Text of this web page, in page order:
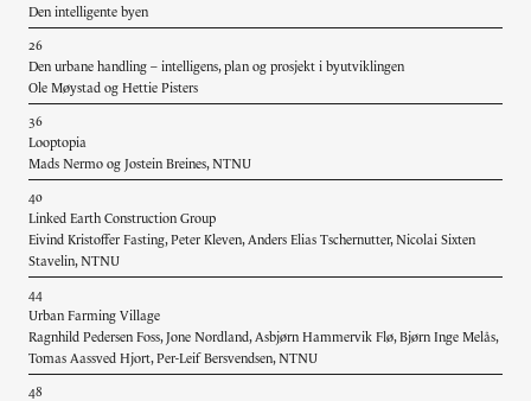
Den intelligente byen
26
Den urbane handling – intelligens, plan og prosjekt i byutviklingen
Ole Møystad og Hettie Pisters
36
Looptopia
Mads Nermo og Jostein Breines, NTNU
40
Linked Earth Construction Group
Eivind Kristoffer Fasting, Peter Kleven, Anders Elias Tschernutter, Nicolai Sixten
Stavelin, NTNU
44
Urban Farming Village
Ragnhild Pedersen Foss, Jone Nordland, Asbjørn Hammervik Flø, Bjørn Inge Melås,
Tomas Aassved Hjort, Per-Leif Bersvendsen, NTNU
48